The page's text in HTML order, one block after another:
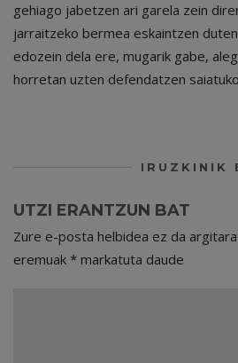
gehiago jabetzen ari garela zein
jarraitzeko bermea eskaintzen
edozein dela ere, mugarik gabe,
horretan uzten defendatzen
IRUZKINIK
UTZI ERANTZUN BAT
Zure e-posta helbidea ez da
eremuak * markatuta daude